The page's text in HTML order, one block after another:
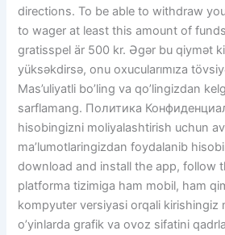
directions. To be able to withdraw
to wager at least this amount of
gratisspel är 500 kr. Əgər bu qiymət
yüksəkdirsə, onu oxucularımıza
Mas’uliyatli bo’ling va qo’lingizdan
sarflamang. Политика
hisobingizni moliyalashtirish uchun
maʼlumotlaringizdan foydalanib
download and install the app, follow
platforma tizimiga ham mobil, ham
kompyuter versiyasi orqali kirishingiz
o’yinlarda grafik va ovoz sifatini